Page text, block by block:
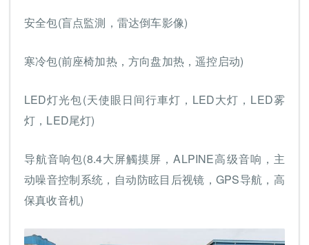
安全包(盲点監測，雷达倒车影像)
寒冷包(前座椅加热，方向盘加热，遥控启动)
LED灯光包(天使眼日间行車灯，LED大灯，LED雾
灯，LED尾灯)
导航音响包(8.4大屏觸摸屏，ALPINE高级音响，主
动噪音控制系统，自动防眩目后视镜，GPS导航，高
保真收音机)